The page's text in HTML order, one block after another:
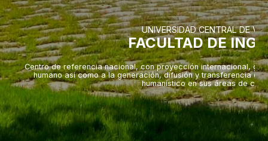
UNIVERSIDAD CENTRAL DE
FACULTAD DE
Centro de referencia nacional, con proyección internacional,
humano así como a la generación, difusión y transferencia
humanístico en sus áreas de